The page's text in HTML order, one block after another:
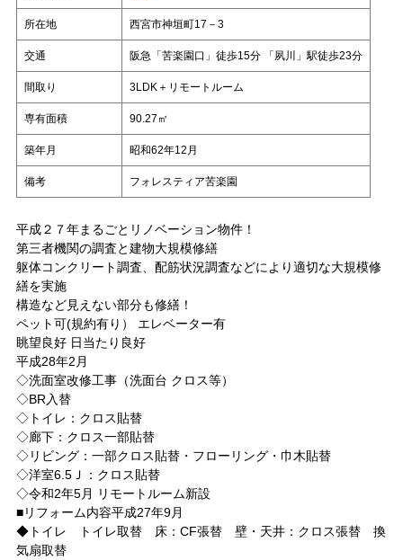
日々、不動産
管理業って面白い
所在地 西宮市神垣町17－3
交通 阪急「苦楽園口」徒歩15分 「夙川」駅徒歩23分
間取り 3LDK＋リモートルーム
専有面積 90.27㎡
築年月 昭和62年12月
備考 フォレスティア苦楽園
平成２７年まるごとリノベーション物件！
第三者機関の調査と建物大規模修繕
躯体コンクリート調査、配筋状況調査などにより適切な大規模修
繕を実施
構造など見えない部分も修繕！
ペット可(規約有り） エレベーター有
眺望良好 日当たり良好
平成28年2月
◇洗面室改修工事（洗面台 クロス等）
◇BR入替
◇トイレ：クロス貼替
◇廊下：クロス一部貼替
◇リビング：一部クロス貼替・フローリング・巾木貼替
◇洋室6.5Ｊ：クロス貼替
◇令和2年5月 リモートルーム新設
■リフォーム内容平成27年9月
◆トイレ トイレ取替 床：CF張替 壁・天井：クロス張替 換
気扇取替